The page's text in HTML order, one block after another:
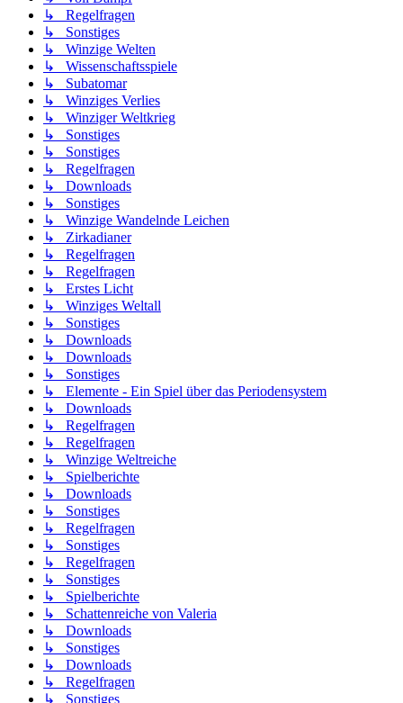
↳ Regelfragen
↳ Sonstiges
↳ Winzige Welten
↳ Wissenschaftsspiele
↳ Subatomar
↳ Winziges Verlies
↳ Winziger Weltkrieg
↳ Sonstiges
↳ Sonstiges
↳ Regelfragen
↳ Downloads
↳ Sonstiges
↳ Winzige Wandelnde Leichen
↳ Zirkadianer
↳ Regelfragen
↳ Regelfragen
↳ Erstes Licht
↳ Winziges Weltall
↳ Sonstiges
↳ Downloads
↳ Downloads
↳ Sonstiges
↳ Elemente - Ein Spiel über das Periodensystem
↳ Downloads
↳ Regelfragen
↳ Regelfragen
↳ Winzige Weltreiche
↳ Spielberichte
↳ Downloads
↳ Sonstiges
↳ Regelfragen
↳ Sonstiges
↳ Regelfragen
↳ Sonstiges
↳ Spielberichte
↳ Schattenreiche von Valeria
↳ Downloads
↳ Sonstiges
↳ Downloads
↳ Regelfragen
↳ Sonstiges